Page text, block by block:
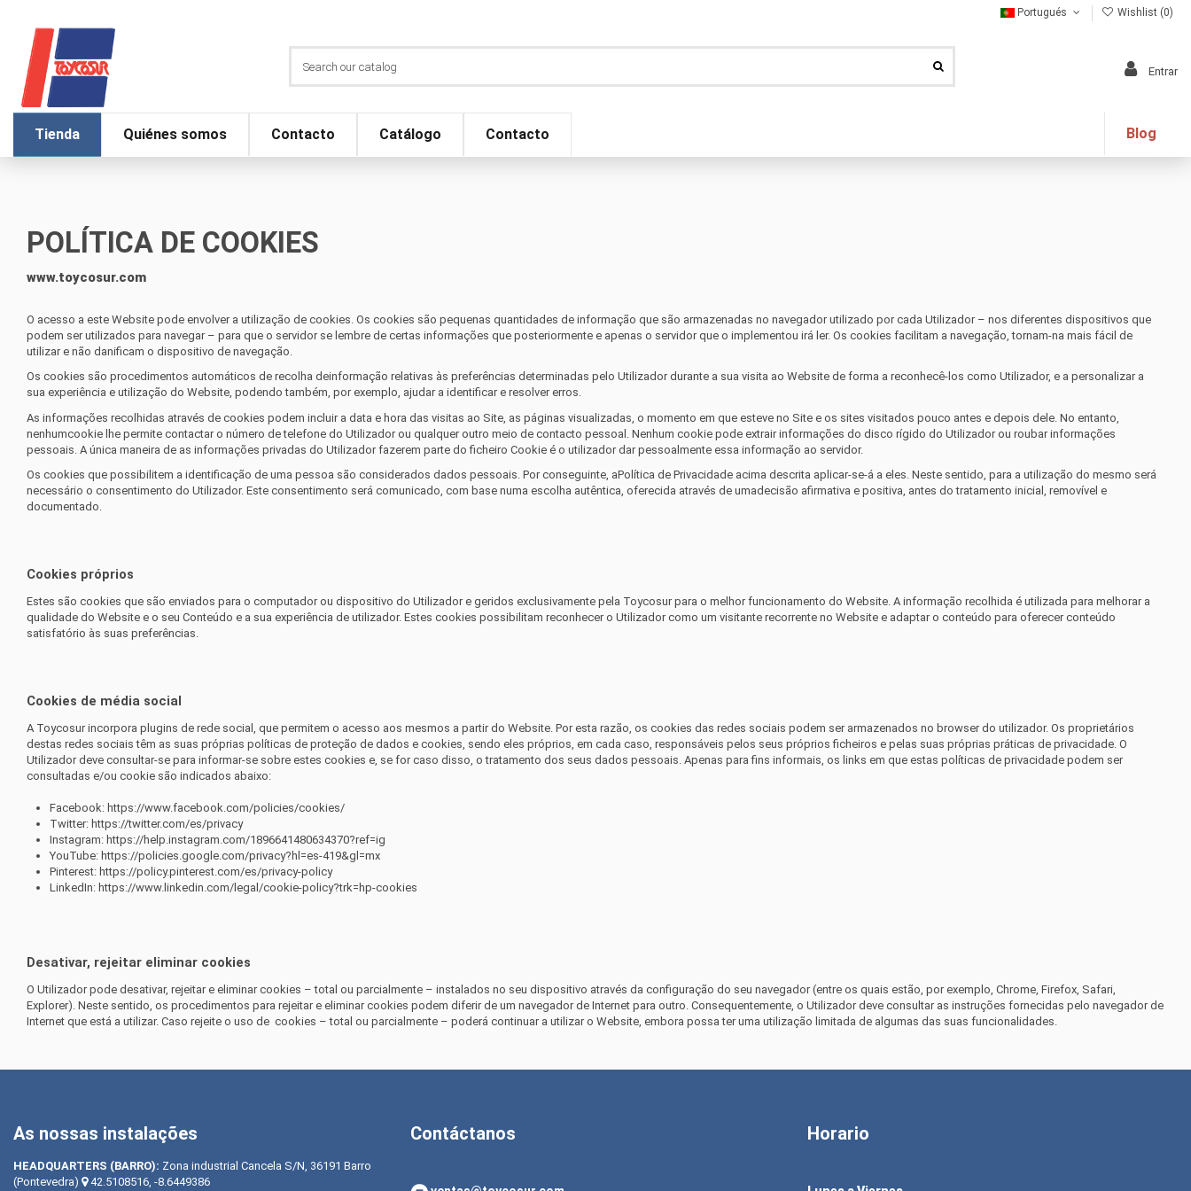
Portugués Wishlist (0)
Entrar
Tienda Quiénes somos Contacto Catálogo Contacto Blog
POLÍTICA DE COOKIES
www.toycosur.com
O acesso a este Website pode envolver a utilização de cookies. Os cookies são pequenas quantidades de informação que são armazenadas no navegador utilizado por cada Utilizador – nos diferentes dispositivos que
podem ser utilizados para navegar – para que o servidor se lembre de certas informações que posteriormente e apenas o servidor que o implementou irá ler. Os cookies facilitam a navegação, tornam-na mais fácil de
utilizar e não danificam o dispositivo de navegação.
Os cookies são procedimentos automáticos de recolha deinformação relativas às preferências determinadas pelo Utilizador durante a sua visita ao Website de forma a reconhecê-los como Utilizador, e a personalizar a
sua experiência e utilização do Website, podendo também, por exemplo, ajudar a identificar e resolver erros.
As informações recolhidas através de cookies podem incluir a data e hora das visitas ao Site, as páginas visualizadas, o momento em que esteve no Site e os sites visitados pouco antes e depois dele. No entanto,
nenhumcookie lhe permite contactar o número de telefone do Utilizador ou qualquer outro meio de contacto pessoal. Nenhum cookie pode extrair informações do disco rígido do Utilizador ou roubar informações
pessoais. A única maneira de as informações privadas do Utilizador fazerem parte do ficheiro Cookie é o utilizador dar pessoalmente essa informação ao servidor.
Os cookies que possibilitem a identificação de uma pessoa são considerados dados pessoais. Por conseguinte, aPolítica de Privacidade acima descrita aplicar-se-á a eles. Neste sentido, para a utilização do mesmo será
necessário o consentimento do Utilizador. Este consentimento será comunicado, com base numa escolha autêntica, oferecida através de umadecisão afirmativa e positiva, antes do tratamento inicial, removível e
documentado.
Cookies próprios
Estes são cookies que são enviados para o computador ou dispositivo do Utilizador e geridos exclusivamente pela Toycosurpara o melhor funcionamento do Website. A informação recolhida é utilizada para melhorar a
qualidade do Website e o seu Conteúdo e a sua experiência de utilizador. Estes cookies possibilitam reconhecer o Utilizador como um visitante recorrente no Website e adaptar o conteúdo para oferecer conteúdo
satisfatório às suas preferências.
Cookies de média social
A Toycosurincorpora plugins de rede social, que permitem o acesso aos mesmos a partir do Website. Por esta razão, os cookies das redes sociais podem ser armazenados no browser do utilizador. Os proprietários
destas redes sociais têm as suas próprias políticas de proteção de dados e cookies, sendo eles próprios, em cada caso, responsáveis pelos seus próprios ficheiros e pelas suas próprias práticas de privacidade. O
Utilizador deve consultar-se para informar-se sobre estes cookies e, se for caso disso, o tratamento dos seus dados pessoais. Apenas para fins informais, os links em que estas políticas de privacidade podem ser
consultadas e/ou cookie são indicados abaixo:
Facebook: https://www.facebook.com/policies/cookies/
Twitter: https://twitter.com/es/privacy
Instagram: https://help.instagram.com/1896641480634370?ref=ig
YouTube: https://policies.google.com/privacy?hl=es-419&gl=mx
Pinterest: https://policy.pinterest.com/es/privacy-policy
LinkedIn: https://www.linkedin.com/legal/cookie-policy?trk=hp-cookies
Desativar, rejeitar eliminar cookies
O Utilizador pode desativar, rejeitar e eliminar cookies – total ou parcialmente – instalados no seu dispositivo através da configuração do seu navegador (entre os quais estão, por exemplo, Chrome, Firefox, Safari,
Explorer). Neste sentido, os procedimentos para rejeitar e eliminar cookies podem diferir de um navegador de Internet para outro. Consequentemente, o Utilizador deve consultar as instruções fornecidas pelo navegador de
Internet que está a utilizar. Caso rejeite o uso de cookies – total ou parcialmente – poderá continuar a utilizar o Website, embora possa ter uma utilização limitada de algumas das suas funcionalidades.
As nossas instalações
HEADQUARTERS (BARRO): Zona industrial Cancela S/N, 36191 Barro
(Pontevedra)
42.5108516, -8.6449386
Contáctanos Horario